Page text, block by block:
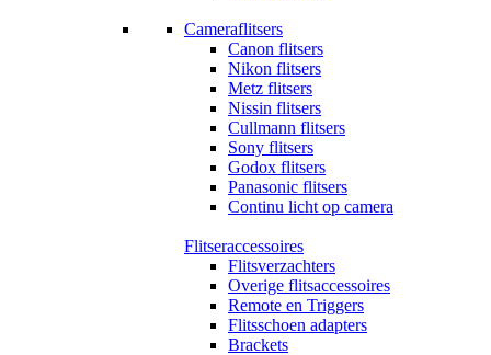
Cameraflitsers
Canon flitsers
Nikon flitsers
Metz flitsers
Nissin flitsers
Cullmann flitsers
Sony flitsers
Godox flitsers
Panasonic flitsers
Continu licht op camera
Flitseraccessoires
Flitsverzachters
Overige flitsaccessoires
Remote en Triggers
Flitsschoen adapters
Brackets